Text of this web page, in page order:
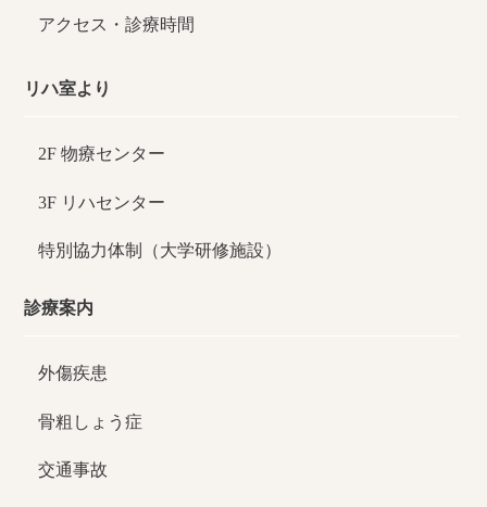
アクセス・診療時間
リハ室より
2F 物療センター
3F リハセンター
特別協力体制（大学研修施設）
診療案内
外傷疾患
骨粗しょう症
交通事故